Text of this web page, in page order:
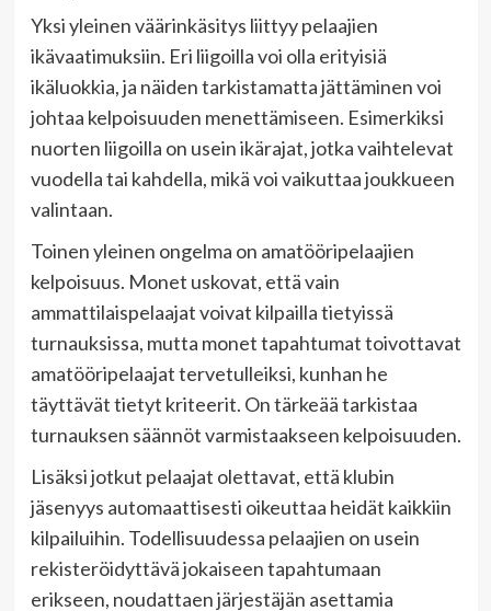
Yksi yleinen väärinkäsitys liittyy pelaajien
ikävaatimuksiin. Eri liigoilla voi olla erityisiä
ikäluokkia, ja näiden tarkistamatta jättäminen voi
johtaa kelpoisuuden menettämiseen. Esimerkiksi
nuorten liigoilla on usein ikärajat, jotka vaihtelevat
vuodella tai kahdella, mikä voi vaikuttaa joukkueen
valintaan.
Toinen yleinen ongelma on amatööripelaajien
kelpoisuus. Monet uskovat, että vain
ammattilaispelaajat voivat kilpailla tietyissä
turnauksissa, mutta monet tapahtumat toivottavat
amatööripelaajat tervetulleiksi, kunhan he
täyttävät tietyt kriteerit. On tärkeää tarkistaa
turnauksen säännöt varmistaakseen kelpoisuuden.
Lisäksi jotkut pelaajat olettavat, että klubin
jäsenyys automaattisesti oikeuttaa heidät kaikkiin
kilpailuihin. Todellisuudessa pelaajien on usein
rekisteröidyttävä jokaiseen tapahtumaan
erikseen, noudattaen järjestäjän asettamia